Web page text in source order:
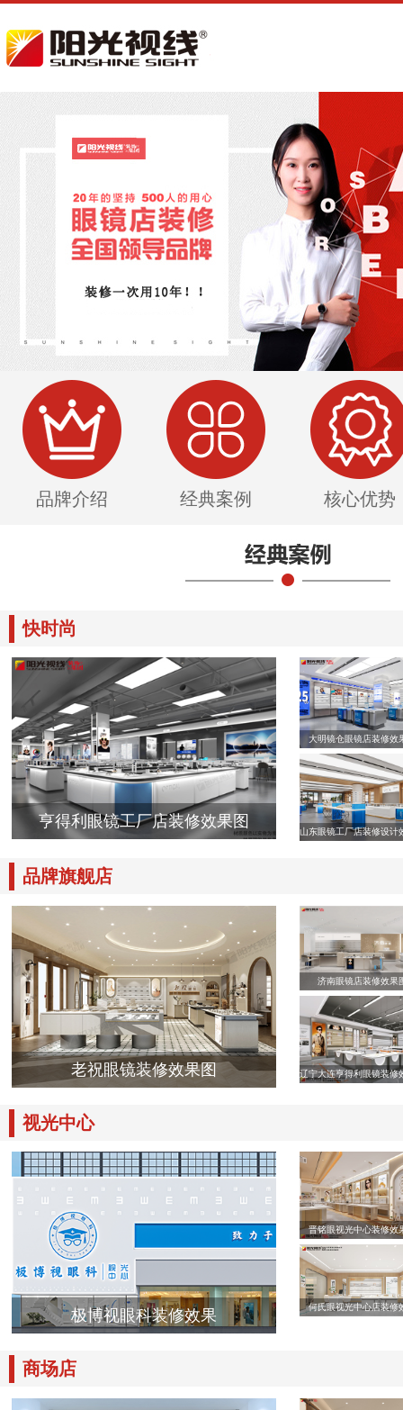
品牌介绍 经典案例 核心优势
快时尚
亨得利眼镜工厂店装修效果图
大明镜仓眼镜店装修效
山东眼镜工厂店装修设计
品牌旗舰店
老祝眼镜装修效果图
济南眼镜店装修效果
辽宁大连亨得利眼镜装修
视光中心
极博视眼科装修效果
晋铭眼视光中心装修效
何氏眼视光中心店装修
商场店